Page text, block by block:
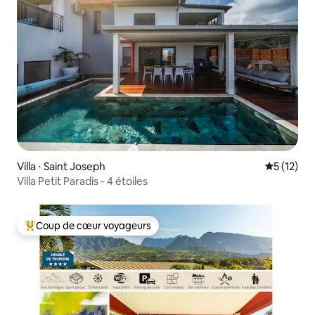
Villa ⋅ Saint Joseph
5 (12)
Villa Petit Paradis - 4 étoiles
Coups de cœur voyageurs les plus appréciés
Coup de cœur voyageurs